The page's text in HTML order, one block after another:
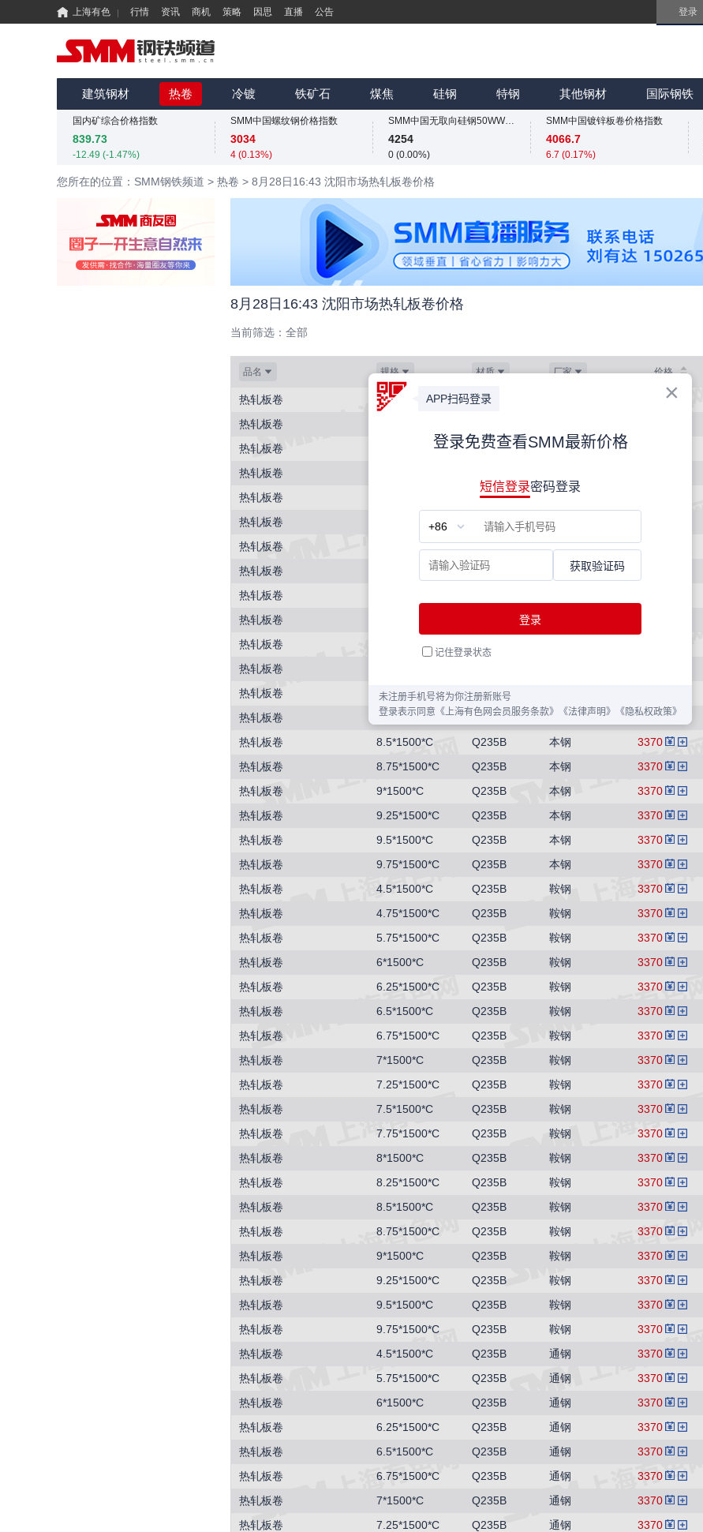
上海有色 行情 资讯 商机 策略 因思 直播 公告 登录
建筑钢材 热卷 冷镀 铁矿石 煤焦 硅钢 特钢 其他钢材 国际钢铁
国内矿综合价格指数
839.73
-12.49 (-1.47%)
815
国内矿综合价格指数
839.73
-12.49 (-1.47%)
815
国内矿综合价格指数
839.73
-12.49 (-1.47%)
SMM中国螺纹钢价格指数
1925
SMM中国螺纹钢价格指数
3034
4 (0.13%)
1925
SMM中国螺纹钢价格指数
SMM中国无取向硅钢50WW800价格指数
3258.2
SMM中国无取向硅钢50WW800价格指数
4254
0 (0.00%)
3258.2
4254
0 (0.00%)
SMM中国镀锌板卷价格指数
3767
SMM中国镀锌板卷价格指数
4066.7
6.7 (0.17%)
4066.7
6.7 (0.17%)
您所在的位置：SMM钢铁频道 > 热卷 > 8月28日16:43 沈阳市场热轧板卷价格
8月28日16:43 沈阳市场热轧板卷价格
当前筛选： 全部
品名 规格 材质 厂家 价格
热轧板卷 4.75*1500*C Q235B
热轧板卷
热轧板卷
4.75*1500*C Q235B 本钢
热轧板卷
热轧板卷
Q235B
热轧板卷
6.25*1500*C Q235B 本钢
热轧板卷
6.5*1500*C Q235B 本钢 3370
热轧板卷
6.75*1500*C Q235B 本钢
热轧板卷
热轧板卷
热轧板卷
7.5*1500*C
热轧板卷
热轧板卷
8*1500*C Q235B
热轧板卷
8.25*1500*C Q235B 本钢 3370
热轧板卷
8.5*1500*C Q235B 本钢 3370
热轧板卷
8.75*1500*C Q235B 本钢 3370
热轧板卷
9*1500*C Q235B 本钢 3370
热轧板卷
9.25*1500*C Q235B 本钢 3370
热轧板卷
9.5*1500*C Q235B 本钢 3370
热轧板卷
9.75*1500*C Q235B 本钢 3370
热轧板卷
4.5*1500*C Q235B 鞍钢 3370
热轧板卷
4.75*1500*C Q235B 鞍钢 3370
热轧板卷
5.75*1500*C Q235B 鞍钢 3370
热轧板卷
6*1500*C Q235B 鞍钢 3370
热轧板卷
6.25*1500*C Q235B 鞍钢 3370
热轧板卷
6.5*1500*C Q235B 鞍钢 3370
热轧板卷
6.75*1500*C Q235B 鞍钢 3370
热轧板卷
7*1500*C Q235B 鞍钢 3370
热轧板卷
7.25*1500*C Q235B 鞍钢 3370
热轧板卷
7.5*1500*C Q235B 鞍钢 3370
热轧板卷
7.75*1500*C Q235B 鞍钢 3370
热轧板卷
8*1500*C Q235B 鞍钢 3370
热轧板卷
8.25*1500*C Q235B 鞍钢 3370
热轧板卷
8.5*1500*C Q235B 鞍钢 3370
热轧板卷
8.75*1500*C Q235B 鞍钢 3370
热轧板卷
9*1500*C Q235B 鞍钢 3370
热轧板卷
9.25*1500*C Q235B 鞍钢 3370
热轧板卷
9.5*1500*C Q235B 鞍钢 3370
热轧板卷
9.75*1500*C Q235B 鞍钢 3370
热轧板卷
4.5*1500*C Q235B 通钢 3370
热轧板卷
5.75*1500*C Q235B 通钢 3370
热轧板卷
6*1500*C Q235B 通钢 3370
热轧板卷
6.25*1500*C Q235B 通钢 3370
热轧板卷
6.5*1500*C Q235B 通钢 3370
热轧板卷
6.75*1500*C Q235B 通钢 3370
热轧板卷
7*1500*C Q235B 通钢 3370
热轧板卷
7.25*1500*C Q235B 通钢 3370